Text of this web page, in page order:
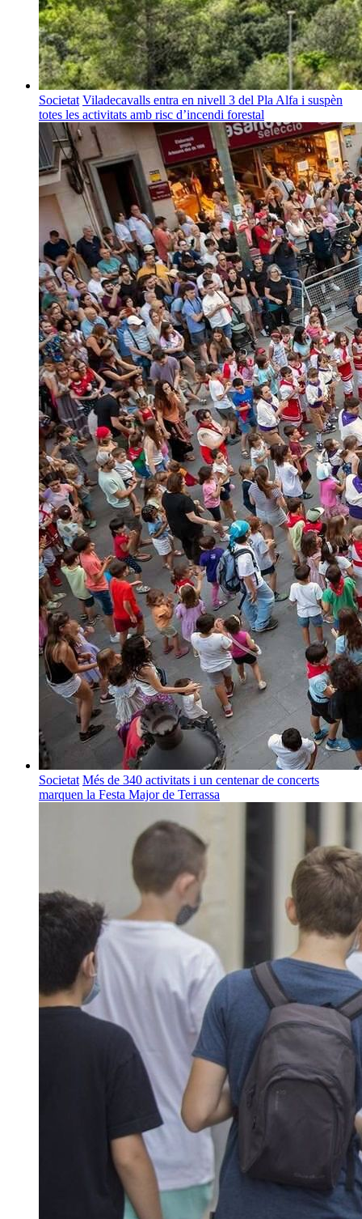
Societat Viladecavalls entra en nivell 3 del Pla Alfa i suspèn
totes les activitats amb risc d’incendi forestal
Societat Més de 340 activitats i un centenar de concerts
marquen la Festa Major de Terrassa